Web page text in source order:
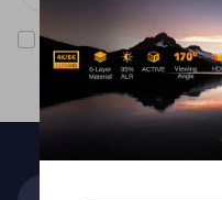
Vous avez lu notrepolitique
les communications